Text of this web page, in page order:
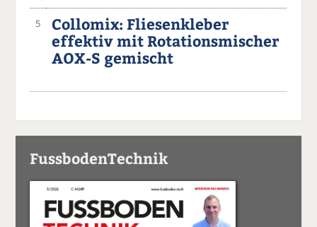
5
Collomix: Fliesenkleber
effektiv mit Rotationsmischer
AOX-S gemischt
FussbodenTechnik